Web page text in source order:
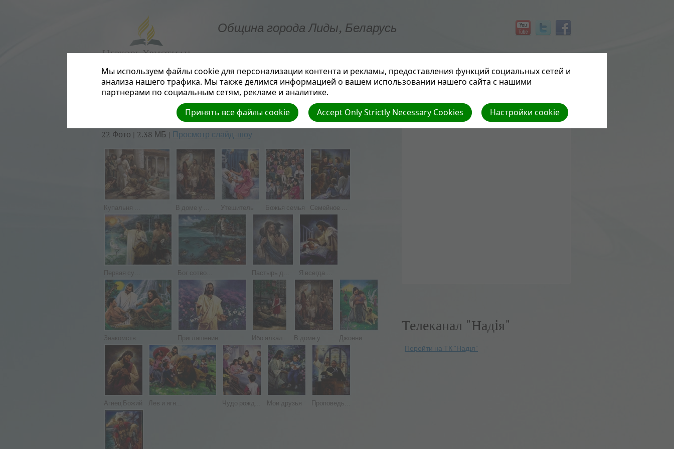
Община города Лиды, Беларусь
Вернуться к фотоальбомам
22 Фото | 2.38 МБ | Просмотр слайд-шоу
Купальня ... В доме у ... Утешитель Божья семья Семейное ...
Первая су... Бог сотво... Пастырь д... Я всегда ...
Знакомств... Приглашение Ибо алкал... В доме у ... Джонни
Агнец Божий Лев и ягн... Чудо рожд... Мои друзья Проповедь...
Телеканал "Надiя"
Перейти на ТК "Надiя"
Мы используем файлы cookie для персонализации контента и рекламы, предоставления функций социальных сетей и
анализа нашего трафика. Мы также делимся информацией о вашем использовании нашего сайта с нашими
партнерами по социальным сетям, рекламе и аналитике.
Настройки cookie
Accept Only Strictly Necessary Cookies
Принять все файлы cookie